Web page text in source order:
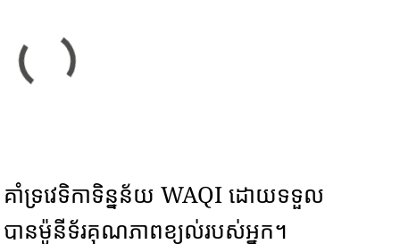
គាំទ្រវេទិកាទិន្នន័យ WAQI ដោយទទួល
បានម៉ូនីទ័រគុណភាពខ្យល់របស់អ្នក។